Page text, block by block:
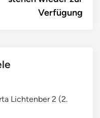
Verfügung
Lichtenber 2 (2.